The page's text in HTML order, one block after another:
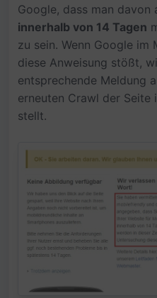
Google, dass man davon
innerhalb von 14 Tagen
zu sein. Wenn Google im
diese Anweisung stößt,
entsprechende Meldung
erneuten Crawl der Seite
stellt.